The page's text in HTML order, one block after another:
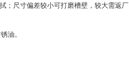
；尺寸偏差较小可打磨槽壁，较大需返厂
油。